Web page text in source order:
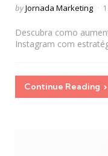
Posted
byJornada Marketing
Descubra como
Instagram com
Continue Reading